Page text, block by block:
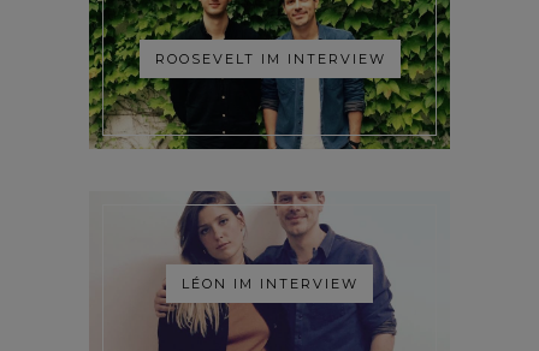
ROOSEVELT IM INTERVIEW
LÉON IM INTERVIEW